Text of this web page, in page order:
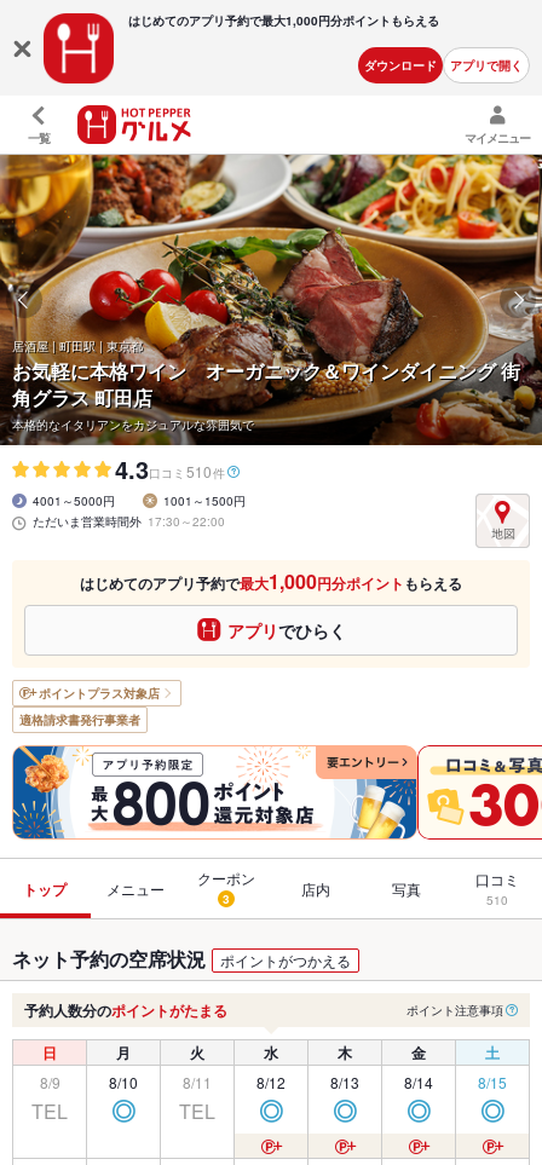
はじめてのアプリ予約で最大1,000円分ポイントもらえる
ダウンロード アプリで開く
一覧 マイメニュー
居酒屋 | 町田駅 | 東京都
お気軽に本格ワイン オーガニック＆ワインダイニング 街
角グラス 町田店
本格的なイタリアンをカジュアルな雰囲気で
4.3口コミ 510件
4001～5000円
1001～1500円
ただいま営業時間外 17:30～22:00
はじめてのアプリ予約で最大1,000円分ポイント もらえる
アプリでひらく
ポイントプラス対象店
適格請求書発行事業者
トップ メニュー
クーポン
3 店内 写真 口コミ
510
ネット予約の空席状況 ポイントがつかえる
予約人数分のポイントがたまる ポイント注意事項
日 月 火 水 木 金 土
8/9
TEL
8/10
◎
8/11
TEL
8/12
◎
8/13
◎
8/14
◎
8/15
◎